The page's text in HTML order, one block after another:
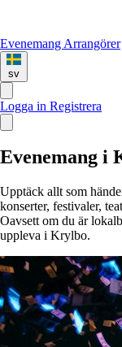
Evenemang Arrangörer
sv
Logga in Registrera
Evenemang i
Upptäck allt som
konserter, festivaler,
Oavsett om du är
uppleva i Krylbo.